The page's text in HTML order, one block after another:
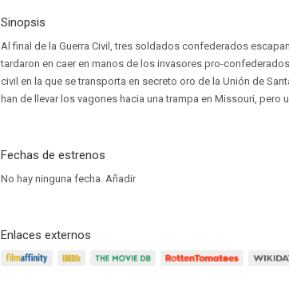
Sinopsis
Al final de la Guerra Civil, tres soldados confederados
tardaron en caer en manos de los invasores pro-
civil en la que se transporta en secreto oro de la Unión de
han de llevar los vagones hacia una trampa en Missouri, pero
Fechas de estrenos
No hay ninguna fecha. Añadir
Enlaces externos